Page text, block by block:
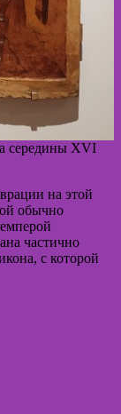
середины XVI
на этой
обычно
частично
с которой